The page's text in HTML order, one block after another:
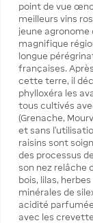
point de vue
meilleurs vins
jeune
magnifique
longue
françaises.
cette terre, il
phylloxéra les
tous cultivés
(Grenache,
et sans
raisins sont
des processus
son nez relâche
bois, lilas,
minérales de
acidité
avec les